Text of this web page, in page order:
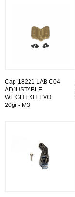
Cap-18221 LAB C04
ADJUSTABLE
WEIGHT KIT EVO
20gr - M3